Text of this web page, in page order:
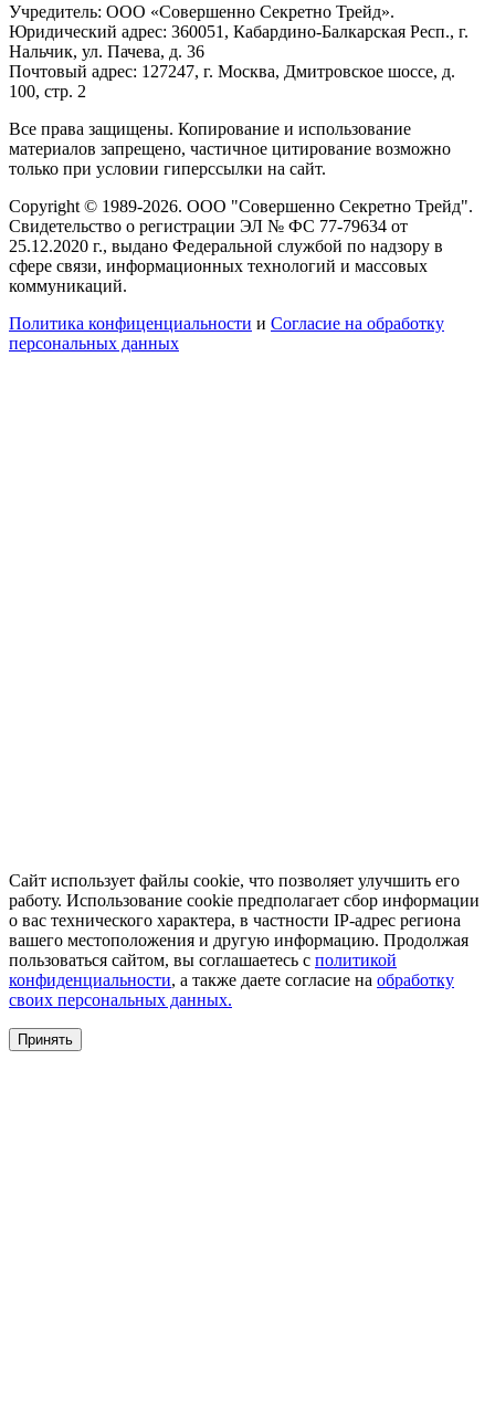
Учредитель: ООО «Совершенно Секретно Трейд».
Юридический адрес: 360051, Кабардино-Балкарская Респ., г.
Нальчик, ул. Пачева, д. 36
Почтовый адрес: 127247, г. Москва, Дмитровское шоссе, д.
100, стр. 2
Все права защищены. Копирование и использование
материалов запрещено, частичное цитирование возможно
только при условии гиперссылки на сайт.
Copyright © 1989-2026. ООО "Совершенно Секретно Трейд".
Свидетельство о регистрации ЭЛ № ФС 77-79634 от
25.12.2020 г., выдано Федеральной службой по надзору в
сфере связи, информационных технологий и массовых
коммуникаций.
Политика конфиценциальности и Согласие на обработку
персональных данных
Сайт использует файлы cookie, что позволяет улучшить его
работу. Использование cookie предполагает сбор информации
о вас технического характера, в частности IP-адрес региона
вашего местоположения и другую информацию. Продолжая
пользоваться сайтом, вы соглашаетесь с политикой
конфиденциальности, а также даете согласие на обработку
своих персональных данных.
Принять